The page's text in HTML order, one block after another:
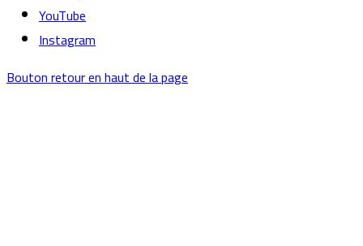
YouTube
Instagram
Bouton retour en haut de la page